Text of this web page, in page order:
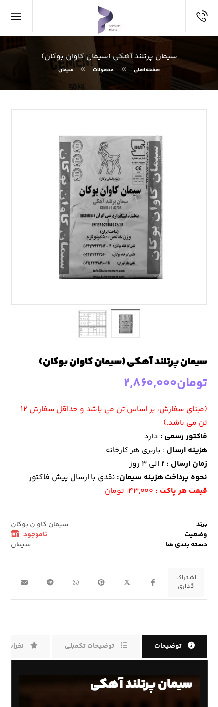
سیمان پرتلند آهکی (سیمان کاوان بوکان)
صفحه اصلی محصولات سیمان
سیمان پرتلند آهکی (سیمان کاوان بوکان)
تومان۲,۸۶۰,۰۰۰
(مبنای سفارش، بر اساس تن می باشد و حداقل سفارش ۱۲
تن می باشد.)
فاکتور رسمی : دارد
هزینه ارسال : باربری هر کارخانه
زمان ارسال :
نحوه پرداخت هزینه سیمان: نقدی با ارسال پیش فاکتور
قیمت هر پاکت :
برند
سیمان کاوان بوکان
وضعیت
ناموجود
دسته بندی ها
سیمان
توضیحات توضیحات تکمیلی نظرات
سیمان پرتلند آهکی